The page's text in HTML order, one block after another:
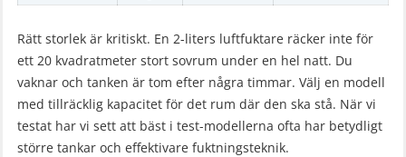
Rätt storlek är kritiskt. En 2-liters luftfuktare räcker inte för
ett 20 kvadratmeter stort sovrum under en hel natt. Du
vaknar och tanken är tom efter några timmar. Välj en modell
med tillräcklig kapacitet för det rum där den ska stå. När vi
testat har vi sett att bäst i test-modellerna ofta har betydligt
större tankar och effektivare fuktningsteknik.